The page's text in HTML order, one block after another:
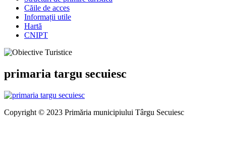
Căile de acces
Informații utile
Hartă
CNIPT
primaria targu secuiesc
Copyright © 2023 Primăria municipiului Târgu Secuiesc